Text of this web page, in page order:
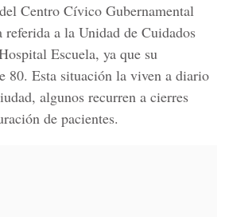
Centro Cívico Gubernamental
referida a la Unidad de Cuidados
Escuela, ya que su
80. Esta situación la viven a diario
algunos recurren a cierres
de pacientes.